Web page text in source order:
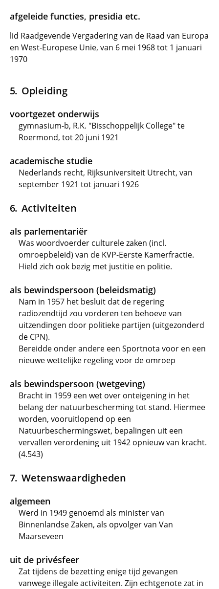
afgeleide functies, presidia etc.
lid Raadgevende Vergadering van de Raad van Europa
en West-Europese Unie, van 6 mei 1968 tot 1 januari
1970
Opleiding
voortgezet onderwijs
gymnasium-b, R.K. "Bisschoppelijk College" te
Roermond, tot 20 juni 1921
academische studie
Nederlands recht, Rijksuniversiteit Utrecht, van
september 1921 tot januari 1926
Activiteiten
als parlementariër
Was woordvoerder culturele zaken (incl.
omroepbeleid) van de KVP-Eerste Kamerfractie.
Hield zich ook bezig met justitie en politie.
als bewindspersoon (beleidsmatig)
Nam in 1957 het besluit dat de regering
radiozendtijd zou vorderen ten behoeve van
uitzendingen door politieke partijen (uitgezonderd
de CPN).
Bereidde onder andere een Sportnota voor en een
nieuwe wettelijke regeling voor de omroep
als bewindspersoon (wetgeving)
Bracht in 1959 een wet over onteigening in het
belang der natuurbescherming tot stand. Hiermee
worden, vooruitlopend op een
Natuurbeschermingswet, bepalingen uit een
vervallen verordening uit 1942 opnieuw van kracht.
(4.543)
Wetenswaardigheden
algemeen
Werd in 1949 genoemd als minister van
Binnenlandse Zaken, als opvolger van Van
Maarseveen
uit de privésfeer
Zat tijdens de bezetting enige tijd gevangen
vanwege illegale activiteiten. Zijn echtgenote zat in